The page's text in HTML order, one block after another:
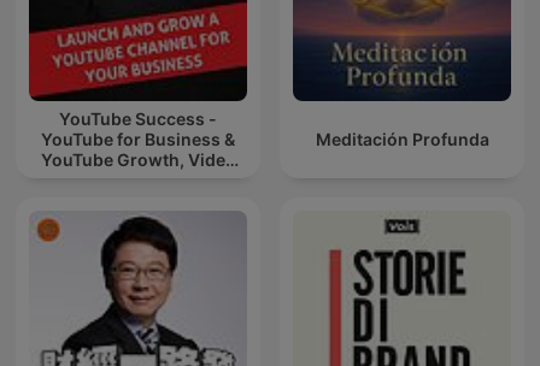
YouTube Success -
YouTube for Business &
YouTube Growth, Video
Meditación Profunda